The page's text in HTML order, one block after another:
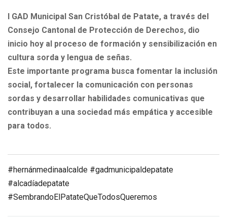
l GAD Municipal San Cristóbal de Patate, a través del
Consejo Cantonal de Protección de Derechos, dio
inicio hoy al proceso de formación y sensibilización en
cultura sorda y lengua de señas.
Este importante programa busca fomentar la inclusión
social, fortalecer la comunicación con personas
sordas y desarrollar habilidades comunicativas que
contribuyan a una sociedad más empática y accesible
para todos.
#hernánmedinaalcalde #gadmunicipaldepatate
#alcadíadepatate
#SembrandoElPatateQueTodosQueremos